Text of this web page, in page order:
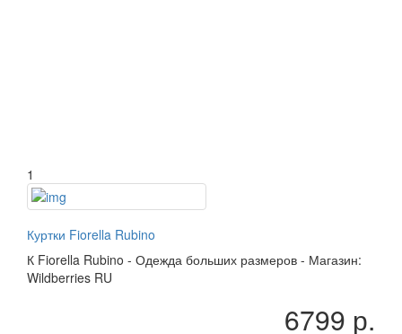
1
Куртки Fiorella Rubino
К Fiorella Rubino - Одежда больших размеров - Магазин:
Wildberries RU
6799 р.